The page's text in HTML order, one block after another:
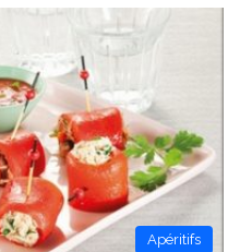
Apéritifs